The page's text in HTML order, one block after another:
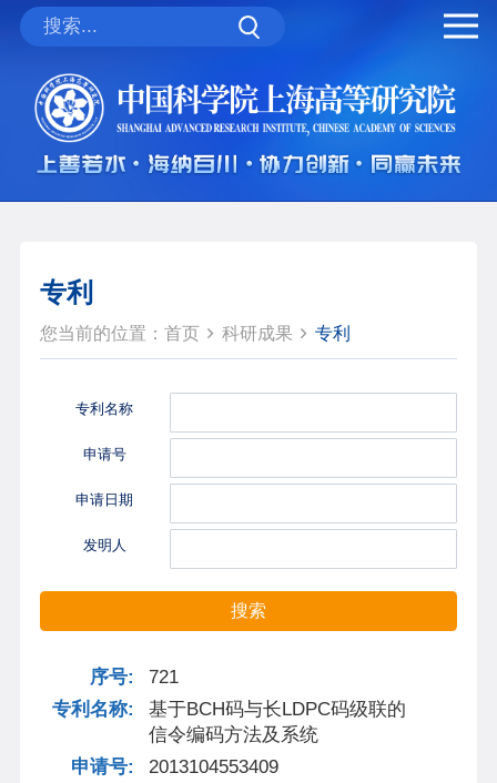
专利
您当前的位置： 首页 科研成果 专利
专利名称
申请号
申请日期
发明人
搜索
721
基于BCH码与长LDPC码级联的
信令编码方法及系统
2013104553409